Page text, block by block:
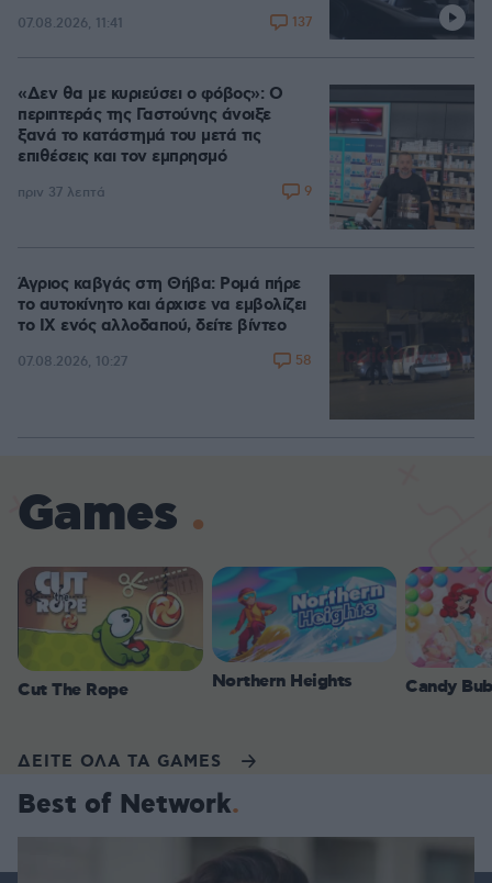
07.08.2026, 11:41 137
«Δεν θα με κυριεύσει ο φόβος»: Ο
περιπτεράς της Γαστούνης άνοιξε
ξανά το κατάστημά του μετά τις
επιθέσεις και τον εμπρησμό
πριν 37 λεπτά 9
Άγριος καβγάς στη Θήβα: Ρομά πήρε
το αυτοκίνητο και άρχισε να εμβολίζει
το ΙΧ ενός αλλοδαπού, δείτε βίντεο
07.08.2026, 10:27 58
Games
Cut The Rope Northern Heights Candy
ΔΕΙΤΕ ΟΛΑ ΤΑ GAMES
Best of Network